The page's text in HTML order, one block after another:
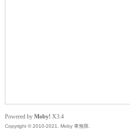
Powered by Moby! X3.4
Copyright © 2010-2021, Moby 車無限.